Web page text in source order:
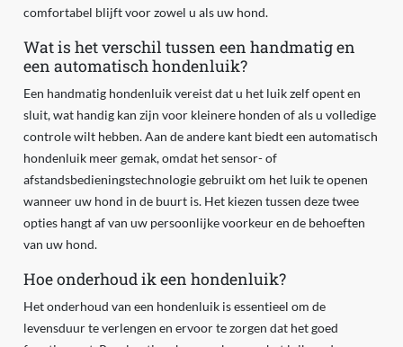
comfortabel blijft voor zowel u als uw hond.
Wat is het verschil tussen een handmatig en
een automatisch hondenluik?
Een handmatig hondenluik vereist dat u het luik zelf opent en
sluit, wat handig kan zijn voor kleinere honden of als u volledige
controle wilt hebben. Aan de andere kant biedt een automatisch
hondenluik meer gemak, omdat het sensor- of
afstandsbedieningstechnologie gebruikt om het luik te openen
wanneer uw hond in de buurt is. Het kiezen tussen deze twee
opties hangt af van uw persoonlijke voorkeur en de behoeften
van uw hond.
Hoe onderhoud ik een hondenluik?
Het onderhoud van een hondenluik is essentieel om de
levensduur te verlengen en ervoor te zorgen dat het goed